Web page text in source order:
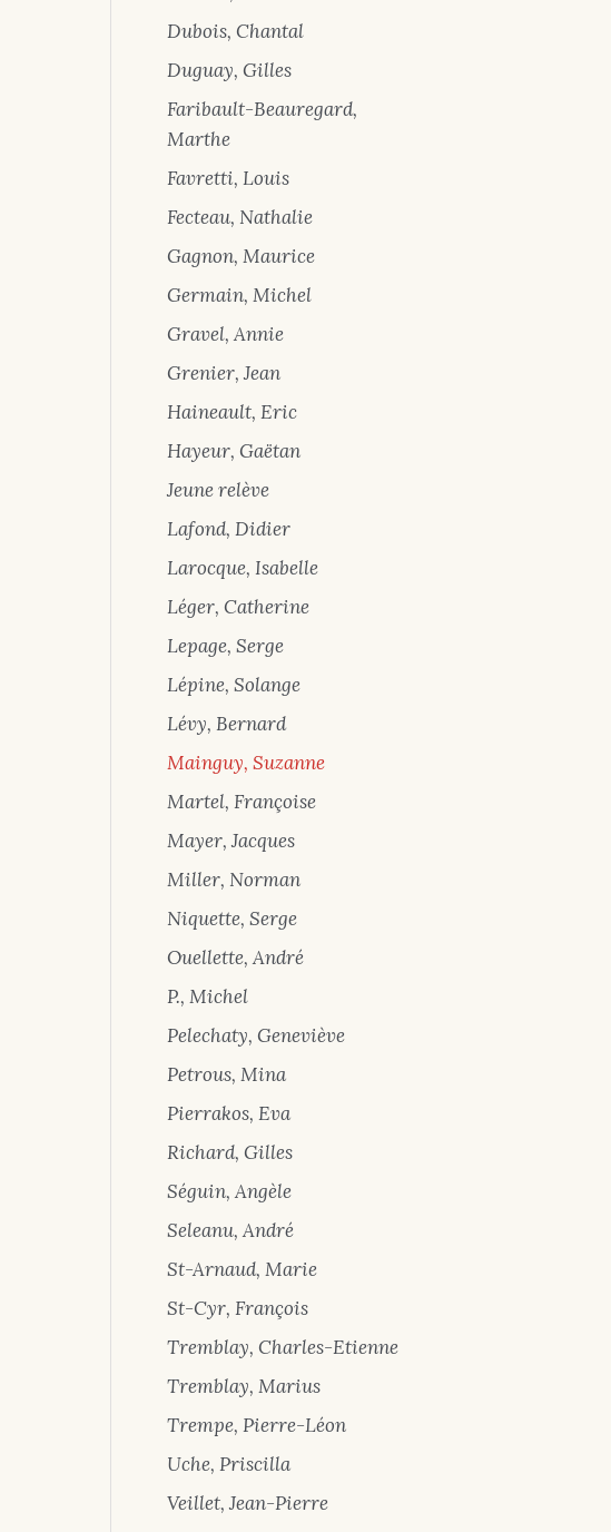
Dubois, Chantal
Duguay, Gilles
Faribault-Beauregard,
Marthe
Favretti, Louis
Fecteau, Nathalie
Gagnon, Maurice
Germain, Michel
Gravel, Annie
Grenier, Jean
Haineault, Eric
Hayeur, Gaëtan
Jeune relève
Lafond, Didier
Larocque, Isabelle
Léger, Catherine
Lepage, Serge
Lépine, Solange
Lévy, Bernard
Mainguy, Suzanne
Martel, Françoise
Mayer, Jacques
Miller, Norman
Niquette, Serge
Ouellette, André
P., Michel
Pelechaty, Geneviève
Petrous, Mina
Pierrakos, Eva
Richard, Gilles
Séguin, Angèle
Seleanu, André
St-Arnaud, Marie
St-Cyr, François
Tremblay, Charles-Etienne
Tremblay, Marius
Trempe, Pierre-Léon
Uche, Priscilla
Veillet, Jean-Pierre